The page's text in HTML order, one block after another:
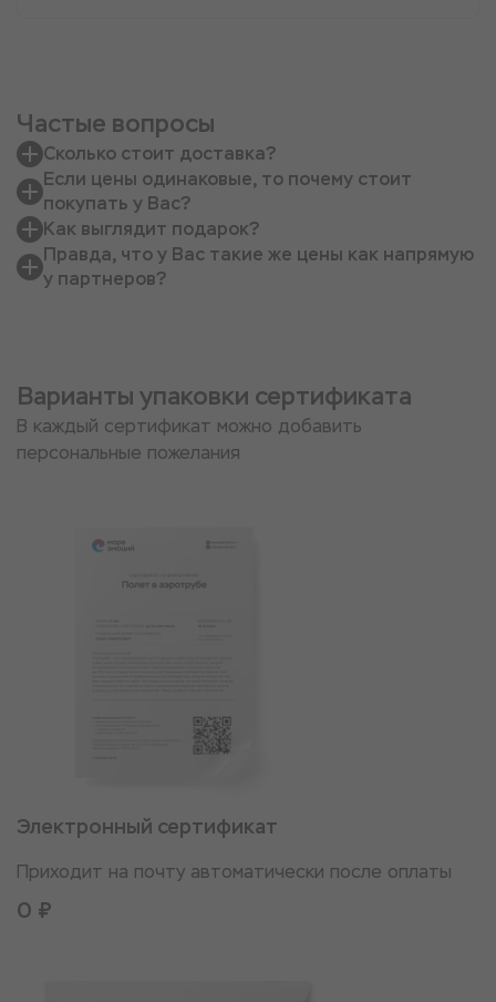
Частые вопросы
Сколько стоит доставка?
Если цены одинаковые, то почему стоит
покупать у Вас?
Как выглядит подарок?
Правда, что у Вас такие же цены как напрямую
у партнеров?
Варианты упаковки сертификата
В каждый сертификат можно добавить
персональные пожелания
Электронный сертификат
Приходит на почту автоматически после оплаты
0 ₽